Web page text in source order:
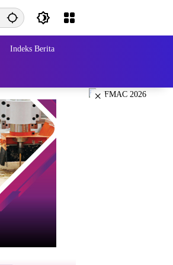
Indeks Berita
×